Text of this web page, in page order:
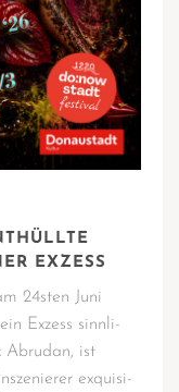
EXZESS
24sten Juni
Exzess sinn­li­
Abru­dan, ist
exqui­si­